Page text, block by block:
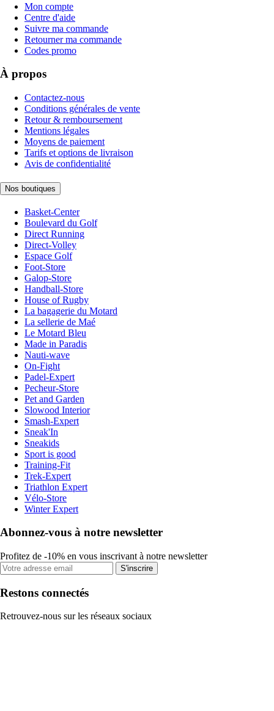
Mon compte
Centre d'aide
Suivre ma commande
Retourner ma commande
Codes promo
À propos
Contactez-nous
Conditions générales de vente
Retour & remboursement
Mentions légales
Moyens de paiement
Tarifs et options de livraison
Avis de confidentialité
Nos boutiques
Basket-Center
Boulevard du Golf
Direct Running
Direct-Volley
Espace Golf
Foot-Store
Galop-Store
Handball-Store
House of Rugby
La bagagerie du Motard
La sellerie de Maé
Le Motard Bleu
Made in Paradis
Nauti-wave
On-Fight
Padel-Expert
Pecheur-Store
Pet and Garden
Slowood Interior
Smash-Expert
Sneak'In
Sneakids
Sport is good
Training-Fit
Trek-Expert
Triathlon Expert
Vélo-Store
Winter Expert
Abonnez-vous à notre newsletter
Profitez de -10% en vous inscrivant à notre newsletter
S'inscrire
Restons connectés
Retrouvez-nous sur les réseaux sociaux